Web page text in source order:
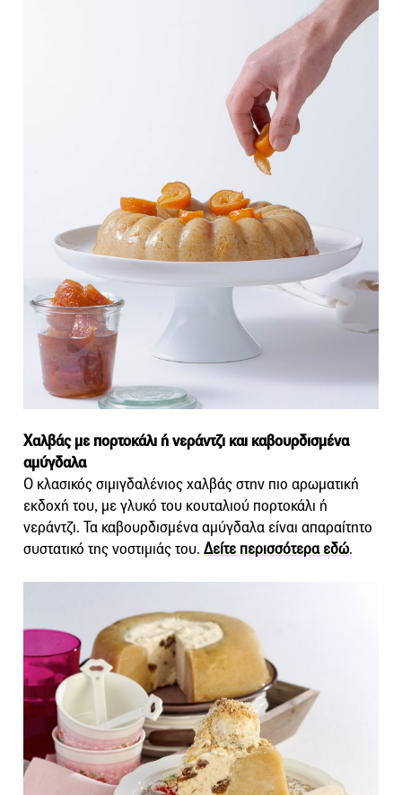
Χαλβάς με πορτοκάλι ή νεράντζι και καβουρδισμένα
αμύγδαλα
Ο κλασικός σιμιγδαλένιος χαλβάς στην πιο αρωματική
εκδοχή του, με γλυκό του κουταλιού πορτοκάλι ή
νεράντζι. Τα καβουρδισμένα αμύγδαλα είναι απαραίτητο
συστατικό της νοστιμιάς του. Δείτε περισσότερα εδώ.